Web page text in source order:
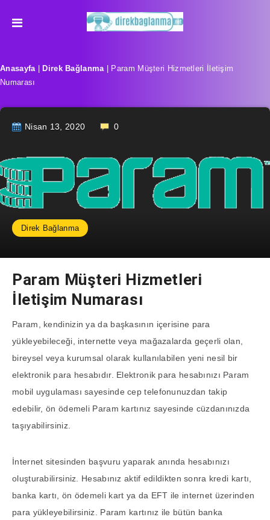
Anasayfa| Direk Bağlanma|
Param Müşteri Hizmetleri İletişim
Numarası
Nisan 13, 2020 0
Direk Bağlanma
Param Müşteri Hizmetleri
İletişim Numarası
Param, kendinizin ya da başkasının içerisine para
yükleyebileceği, internette veya mağazalarda geçerli olan,
bireysel veya kurumsal olarak kullanılabilen yeni nesil bir
elektronik para hesabıdır. Elektronik para hesabınızı Param
mobil uygulaması sayesinde cep telefonunuzdan takip
edebilir, ön ödemeli Param kartınız sayesinde cüzdanınızda
taşıyabilirsiniz.
İnternet sitesinden başvuru yaparak anında hesabınızı
oluşturabilirsiniz. Hesabınız aktif edildikten sonra kredi kartı,
banka kartı, ön ödemeli kart ya da EFT ile internet üzerinden
para yükleyebilirsiniz. Param kartınız ile bütün banka